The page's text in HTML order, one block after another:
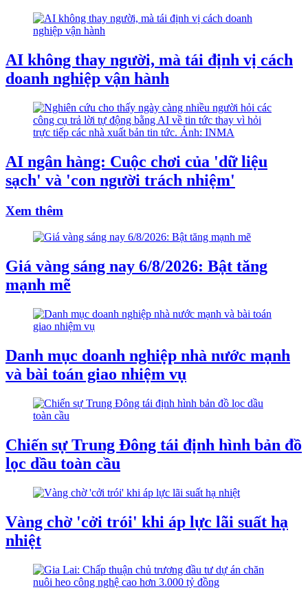
AI không thay người, mà tái định vị cách
doanh nghiệp vận hành
AI ngân hàng: Cuộc chơi của 'dữ liệu
sạch' và 'con người trách nhiệm'
Xem thêm
Giá vàng sáng nay 6/8/2026: Bật tăng
mạnh mẽ
Danh mục doanh nghiệp nhà nước mạnh
và bài toán giao nhiệm vụ
Chiến sự Trung Đông tái định hình bản đồ
lọc dầu toàn cầu
Vàng chờ 'cởi trói' khi áp lực lãi suất hạ
nhiệt